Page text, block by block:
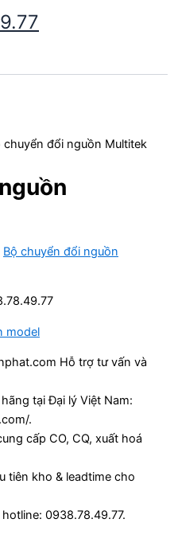
chuyển đổi nguồn Multitek
Bộ chuyển đổi nguồn
model
Hỗ trợ tư vấn và
tại Đại lý Việt Nam:
.
cấp CO, CQ, xuất hoá
tiên kho & leadtime cho
0938.78.49.77.